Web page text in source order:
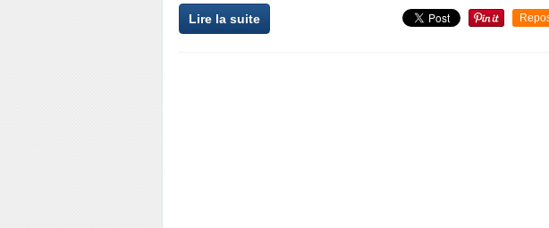
Lire la suite